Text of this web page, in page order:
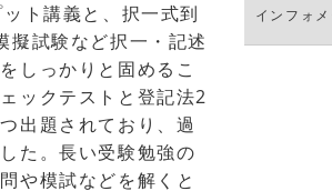
ト講義と、択一式到
擬試験など択一・記述
しっかりと固めるこ
ックテストと登記法2
出題されており、過
た。長い受験勉強の
や模試などを解くと
インフォ